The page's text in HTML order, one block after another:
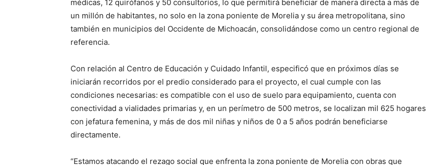
médicas, 12 quirófanos y 50 consultorios, lo que permitirá beneficiar de manera directa a más de
un millón de habitantes, no solo en la zona poniente de Morelia y su área metropolitana, sino
también en municipios del Occidente de Michoacán, consolidándose como un centro regional de
referencia.
Con relación al Centro de Educación y Cuidado Infantil, especificó que en próximos días se
iniciarán recorridos por el predio considerado para el proyecto, el cual cumple con las
condiciones necesarias: es compatible con el uso de suelo para equipamiento, cuenta con
conectividad a vialidades primarias y, en un perímetro de 500 metros, se localizan mil 625 hogares
con jefatura femenina, y más de dos mil niñas y niños de 0 a 5 años podrán beneficiarse
directamente.
“Estamos atacando el rezago social que enfrenta la zona poniente de Morelia con obras que